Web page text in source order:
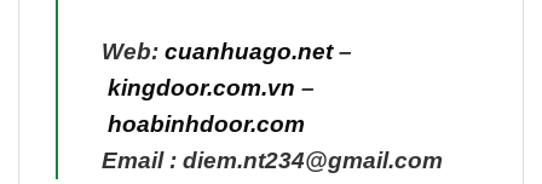
Web: cuanhuago.net–
kingdoor.com.vn –
hoabinhdoor.com
Email : diem.nt234@gmail.com